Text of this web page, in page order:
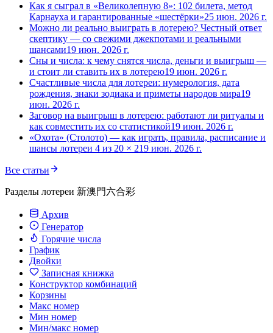
Как я сыграл в «Великолепную 8»: 102 билета, метод
Карнауха и гарантированные «шестёрки»25 июн. 2026 г.
Можно ли реально выиграть в лотерею? Честный ответ
скептику — со свежими джекпотами и реальными
шансами19 июн. 2026 г.
Сны и числа: к чему снятся числа, деньги и выигрыш —
и стоит ли ставить их в лотерею19 июн. 2026 г.
Счастливые числа для лотереи: нумерология, дата
рождения, знаки зодиака и приметы народов мира19
июн. 2026 г.
Заговор на выигрыш в лотерею: работают ли ритуалы и
как совместить их со статистикой19 июн. 2026 г.
«Охота» (Столото) — как играть, правила, расписание и
шансы лотереи 4 из 20 × 219 июн. 2026 г.
Все статьи
Разделы лотереи 新澳門六合彩
Архив
Генератор
Горячие числа
График
Двойки
Записная книжка
Конструктор комбинаций
Корзины
Макс номер
Мин номер
Мин/макс номер